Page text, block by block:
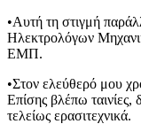
•Αυτή τη στιγμή
Ηλεκτρολόγων
ΕΜΠ.
•Στον ελεύθερό μου
Επίσης βλέπω ταινίες,
τελείως ερασιτεχνικά.